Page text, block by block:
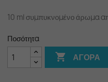
10 ml συμπυκνομένο άρωμα
Ποσότητα
 ΑΓΟΡΆ